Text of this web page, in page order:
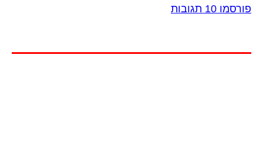
פורסמו 10 תגובות